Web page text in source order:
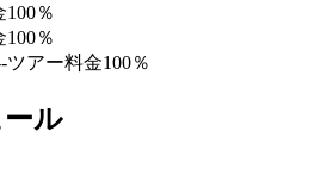
％
％
アー料金100％
ル